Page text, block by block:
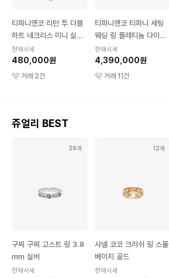
티파니앤코 리턴 투 더블
하트 네크리스 미니 실버
& 로즈 골드
현재시세
480,000원
거래 2건
티파니앤코 티파니 세팅
웨딩 링 플래티늄 다이아
몬드 1P
현재시세
4,390,000원
거래 11건
쥬얼리 BEST
26개
구찌 구찌 고스트 링 3.8
mm 실버
현재시세
12개
샤넬 코코 크러쉬 링 스몰
베이지 골드
현재시세